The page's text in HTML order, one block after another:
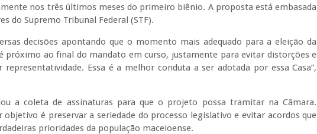
nos três últimos meses do primeiro biênio. A proposta está embasada
do Supremo Tribunal Federal (STF).
decisões apontando que o momento mais adequado para a eleição da
próximo ao final do mandato em curso, justamente para evitar distorções e
Essa é a melhor conduta a ser adotada por essa Casa”,
a coleta de assinaturas para que o projeto possa tramitar na Câmara.
objetivo é preservar a seriedade do processo legislativo e evitar acordos que
prioridades da população maceioense.